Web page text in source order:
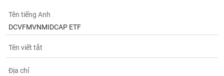
Tên tiếng Anh
DCVFMVNMIDCAP ETF
Tên viết tắt
Địa chỉ